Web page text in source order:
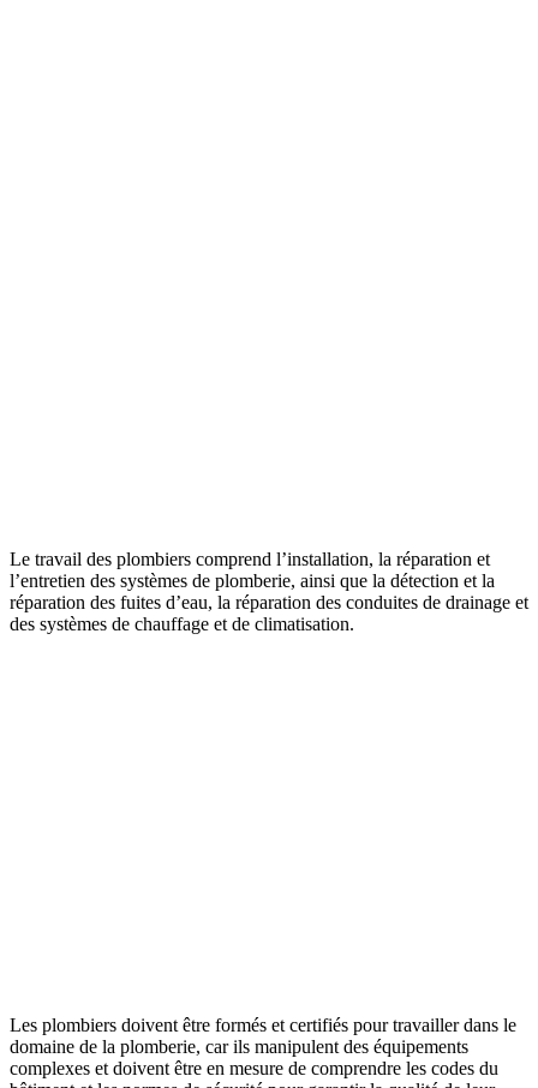
Le travail des plombiers comprend l’installation, la réparation et
l’entretien des systèmes de plomberie, ainsi que la détection et la
réparation des fuites d’eau, la réparation des conduites de drainage et
des systèmes de chauffage et de climatisation.
Les plombiers doivent être formés et certifiés pour travailler dans le
domaine de la plomberie, car ils manipulent des équipements
complexes et doivent être en mesure de comprendre les codes du